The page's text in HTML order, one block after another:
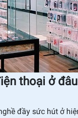
thoại ở
đầy sức hút ở